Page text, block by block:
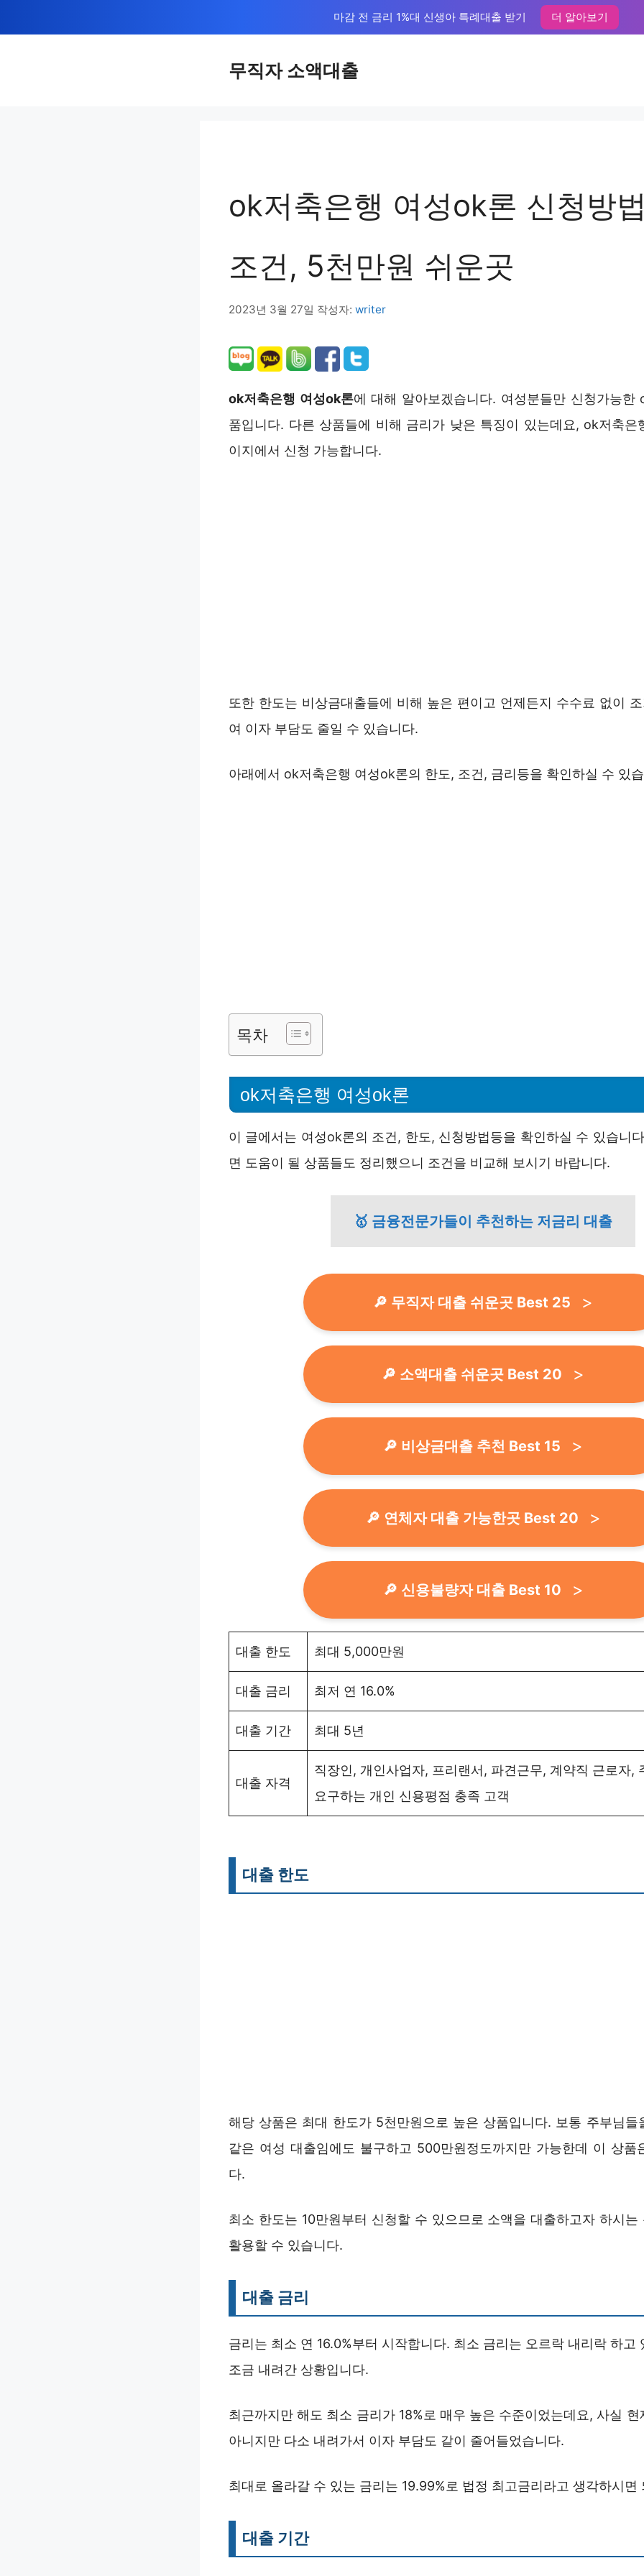
텐
마감 전 금리 1%대 신생아 특례대출 받기 더 알아보기
무직자 소액대출
ok저축은행 여성ok론 신청방
조건, 5천만원 쉬운곳
2023년 3월 27일 작성자: writer
ok저축은행 여성ok론에 대해 알아보겠습니다. 여성분들만 신청가능한
품입니다. 다른 상품들에 비해 금리가 낮은 특징이 있는데요, ok저축은
이지에서 신청 가능합니다.
또한 한도는 비상금대출들에 비해 높은 편이고 언제든지 수수료 없이
여 이자 부담도 줄일 수 있습니다.
아래에서 ok저축은행 여성ok론의 한도, 조건, 금리등을 확인하실 수 있
목차
ok저축은행 여성ok론
이 글에서는 여성ok론의 조건, 한도, 신청방법등을 확인하실 수 있습니
면 도움이 될 상품들도 정리했으니 조건을 비교해 보시기 바랍니다.
🥇 금융전문가들이 추천하는 저금리 대출
🔎 무직자 대출 쉬운곳 Best 25
🔎 소액대출 쉬운곳 Best 20
🔎 비상금대출 추천 Best 15
🔎 연체자 대출 가능한곳 Best 20
🔎 신용불량자 대출 Best 10
대출 한도 최대 5,000만원
대출 금리 최저 연 16.0%
대출 기간 최대 5년
대출 자격
직장인, 개인사업자, 프리랜서, 파견근무, 계약직 근로자,
요구하는 개인 신용평점 충족 고객
대출 한도
해당 상품은 최대 한도가 5천만원으로 높은 상품입니다. 보통 주부님들
같은 여성 대출임에도 불구하고 500만원정도까지만 가능한데 이 상품
다.
최소 한도는 10만원부터 신청할 수 있으므로 소액을 대출하고자 하시는
활용할 수 있습니다.
대출 금리
금리는 최소 연 16.0%부터 시작합니다. 최소 금리는 오르락 내리락 하고
조금 내려간 상황입니다.
최근까지만 해도 최소 금리가 18%로 매우 높은 수준이었는데요, 사실
아니지만 다소 내려가서 이자 부담도 같이 줄어들었습니다.
최대로 올라갈 수 있는 금리는 19.99%로 법정 최고금리라고 생각하시면
대출 기간